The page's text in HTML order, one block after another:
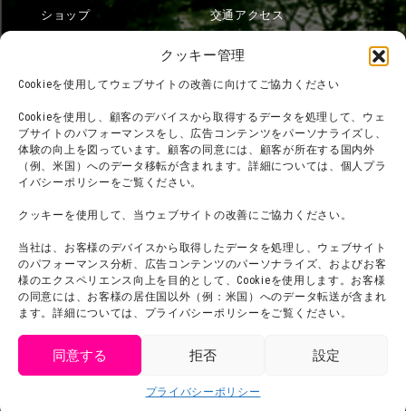
クッキー管理
Cookieを使用してウェブサイトの改善に向けてご協力ください
Cookieを使用し、顧客のデバイスから取得するデータを処理して、ウェ
ブサイトのパフォーマンスをし、広告コンテンツをパーソナライズし、
体験の向上を図っています。顧客の同意には、顧客が所在する国内外
（例、米国）へのデータ移転が含まれます。詳細については、個人プラ
イバシーポリシーをご覧ください。
クッキーを使用して、当ウェブサイトの改善にご協力ください。
当社は、お客様のデバイスから取得したデータを処理し、ウェブサイト
のパフォーマンス分析、広告コンテンツのパーソナライズ、およびお客
様のエクスペリエンス向上を目的として、Cookieを使用します。お客様
の同意には、お客様の居住国以外（例：米国）へのデータ転送が含まれ
ます。詳細については、プライバシーポリシーをご覧ください。
同意する 拒否 設定
プライバシーポリシー
ショップ 交通アクセス
団体利用について
お問い合わせ
利用規約
プライバシーポリシー
プレスリリース
メディア掲載実績
会社概要
スタッフ募集